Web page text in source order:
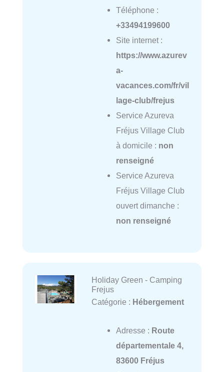
Téléphone :
+33494199600
Site internet :
https://www.azurev
a-
vacances.com/fr/vil
lage-club/frejus
Service Azureva
Fréjus Village Club
à domicile : non
renseigné
Service Azureva
Fréjus Village Club
ouvert dimanche :
non renseigné
Holiday Green - Camping
Frejus
Catégorie : Hébergement
Adresse : Route
départementale 4,
83600 Fréjus